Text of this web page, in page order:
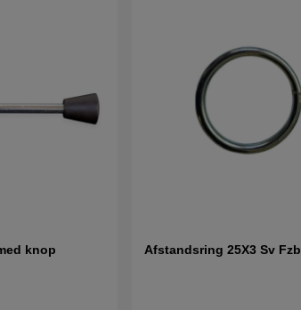
knop Afstandsring 25X3 Sv Fzb